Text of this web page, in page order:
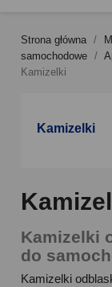
Strona główna
samochodowe
Kamizelki
Kamizelki
Kamizelki
do
Kamizelki